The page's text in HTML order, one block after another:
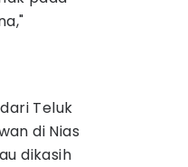
Teluk
di Nias
dikasih